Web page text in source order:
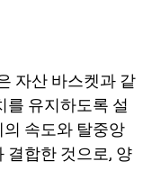
자산 바스켓과 같
를 유지하도록 설
속도와 탈중앙
결합한 것으로, 양